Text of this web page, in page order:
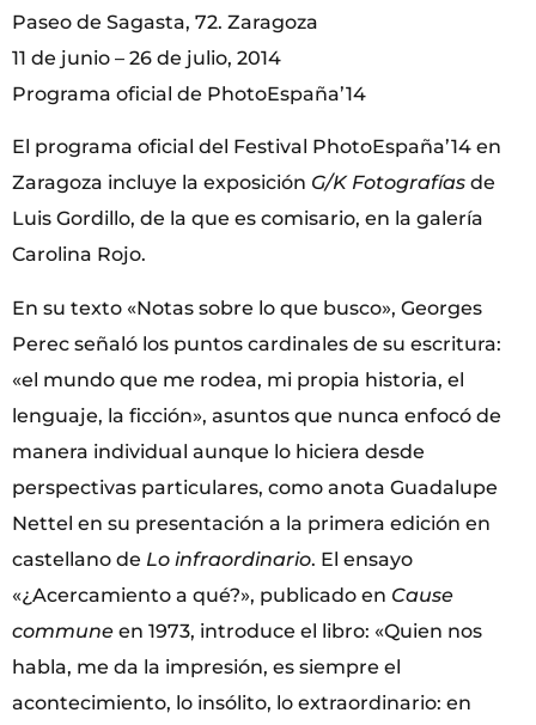
Paseo de Sagasta, 72. Zaragoza
11 de junio – 26 de julio, 2014
Programa oficial de PhotoEspaña’14
El programa oficial del Festival PhotoEspaña’14 en
Zaragoza incluye la exposición G/K Fotografías de
Luis Gordillo, de la que es comisario, en la galería
Carolina Rojo.
En su texto «Notas sobre lo que busco», Georges
Perec señaló los puntos cardinales de su escritura:
«el mundo que me rodea, mi propia historia, el
lenguaje, la ficción», asuntos que nunca enfocó de
manera individual aunque lo hiciera desde
perspectivas particulares, como anota Guadalupe
Nettel en su presentación a la primera edición en
castellano de Lo infraordinario. El ensayo
«¿Acercamiento a qué?», publicado en Cause
commune en 1973, introduce el libro: «Quien nos
habla, me da la impresión, es siempre el
acontecimiento, lo insólito, lo extraordinario: en